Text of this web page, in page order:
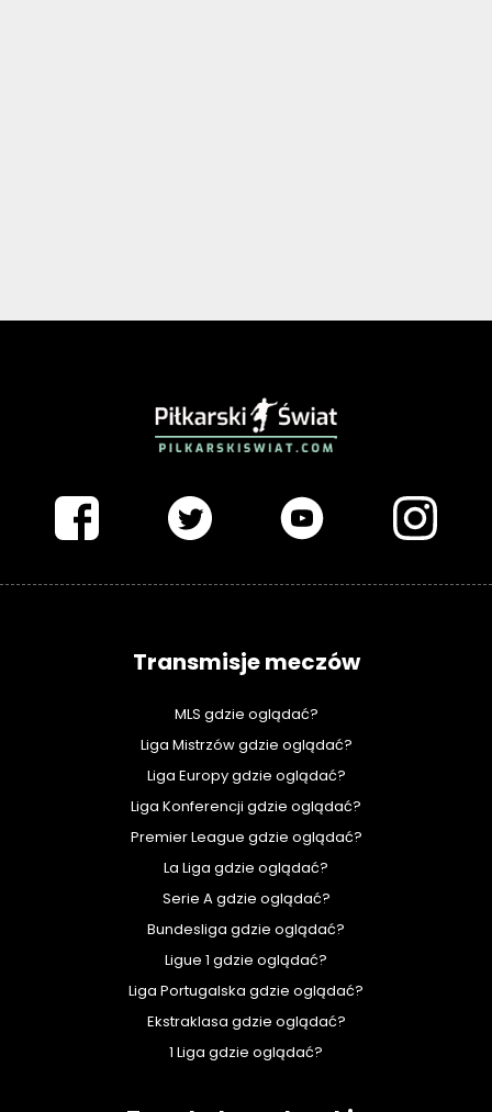
Transmisje meczów
MLS gdzie oglądać?
Liga Mistrzów gdzie oglądać?
Liga Europy gdzie oglądać?
Liga Konferencji gdzie oglądać?
Premier League gdzie oglądać?
La Liga gdzie oglądać?
Serie A gdzie oglądać?
Bundesliga gdzie oglądać?
Ligue 1 gdzie oglądać?
Liga Portugalska gdzie oglądać?
Ekstraklasa gdzie oglądać?
1 Liga gdzie oglądać?